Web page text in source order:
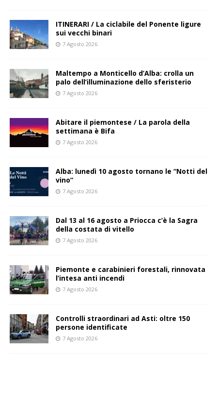
ITINERARI / La ciclabile del Ponente ligure
sui vecchi binari
7 Agosto 2026
Maltempo a Monticello d’Alba: crolla un
palo dell’illuminazione dello sferisterio
7 Agosto 2026
Abitare il piemontese / La parola della
settimana è Bifa
7 Agosto 2026
Alba: lunedì 10 agosto tornano le “Notti del
vino”
7 Agosto 2026
Dal 13 al 16 agosto a Priocca c’è la Sagra
della costata di vitello
7 Agosto 2026
Piemonte e carabinieri forestali, rinnovata
l’intesa anti incendi
7 Agosto 2026
Controlli straordinari ad Asti: oltre 150
persone identificate
7 Agosto 2026